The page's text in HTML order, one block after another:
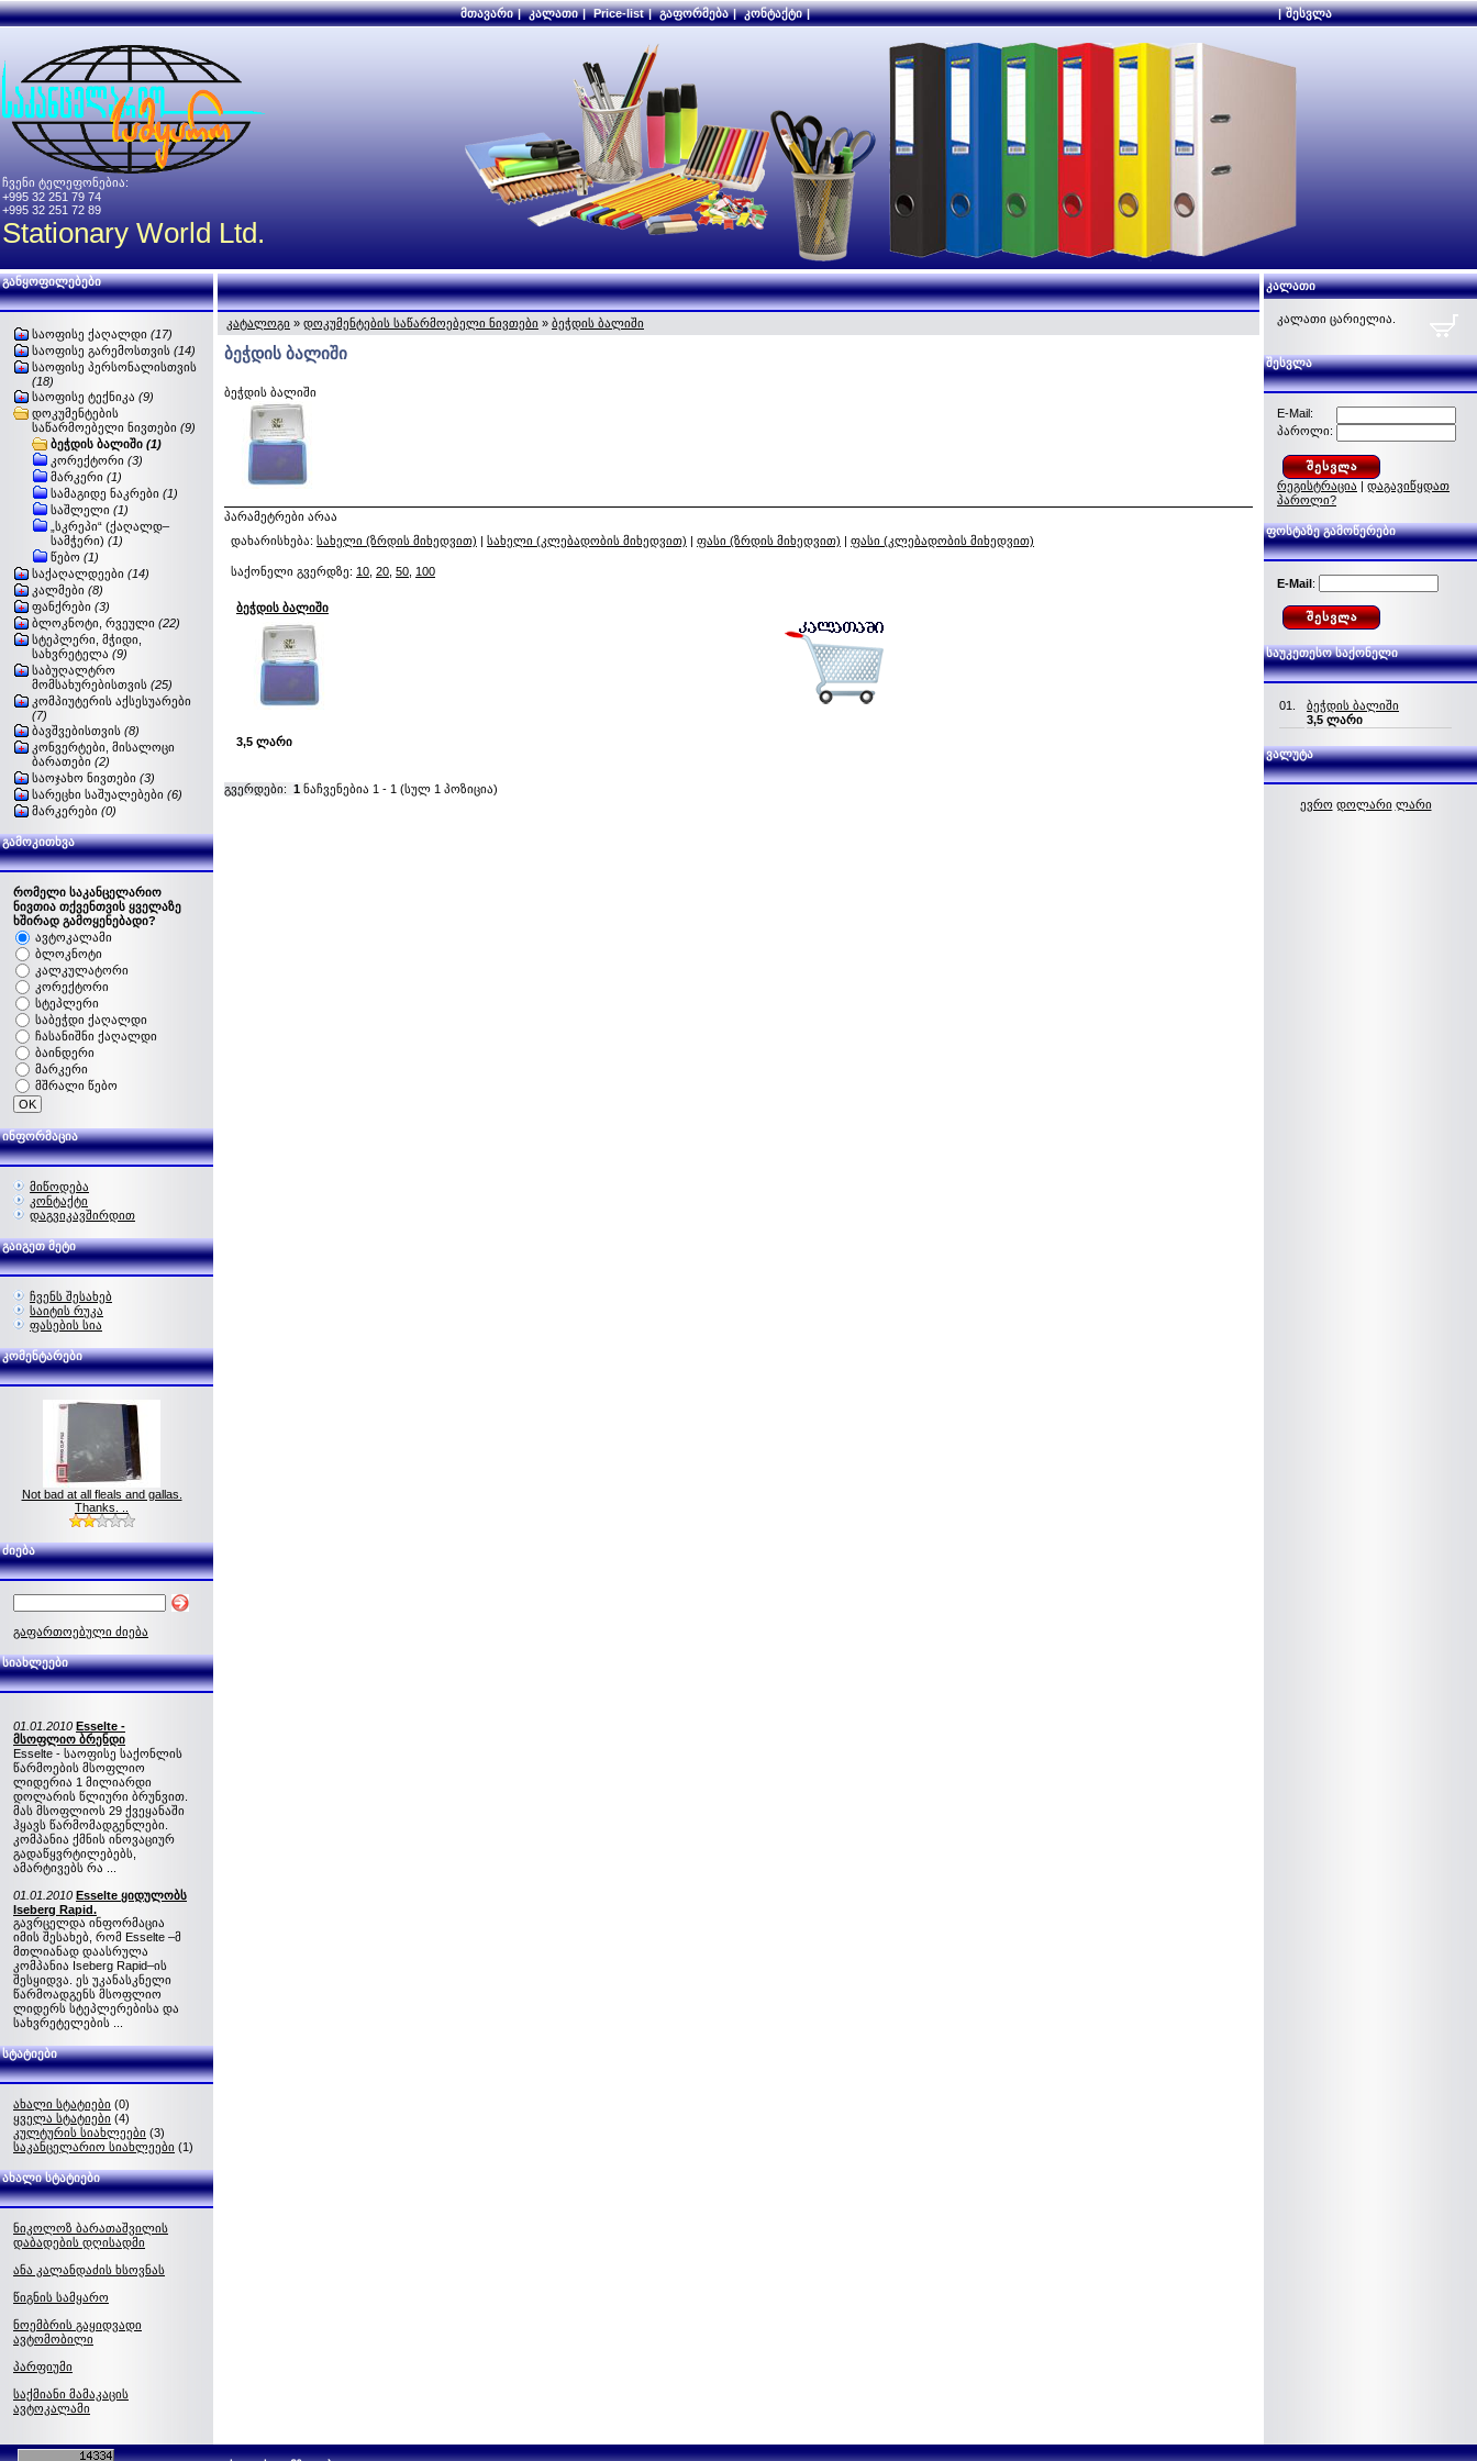
მთავარი | კალათი | Price-list | გაფორმება | კონტაქტი | | შესვლა
ჩვენი ტელეფონებია:
+995 32 251 79 74
+995 32 251 72 89
Stationary World Ltd.
განყოფილებები
საოფისე ქაღალდი (17)
საოფისე გარემოსთვის (14)
საოფისე პერსონალისთვის
(18)
საოფისე ტექნიკა (9)
დოკუმენტების
საწარმოებელი ნივთები (9)
ბეჭდის ბალიში (1)
კორექტორი (3)
მარკერი (1)
სამაგიდე ნაკრები (1)
საშლელი (1)
„სკრეპი“ (ქაღალდ–
სამჭერი) (1)
წებო (1)
საქაღალდეები (14)
კალმები (8)
ფანქრები (3)
ბლოკნოტი, რვეული (22)
სტეპლერი, მჭიდი,
სახვრეტელა (9)
საბუღალტრო
მომსახურებისთვის (25)
კომპიუტერის აქსესუარები
(7)
ბავშვებისთვის (8)
კონვერტები, მისალოცი
ბარათები (2)
საოჯახო ნივთები (3)
სარეცხი საშუალებები (6)
მარკერები (0)
გამოკითხვა
რომელი საკანცელარიო
ნივთია თქვენთვის ყველაზე
ხშირად გამოყენებადი?
ავტოკალამი
ბლოკნოტი
კალკულატორი
კორექტორი
სტეპლერი
საბეჭდი ქაღალდი
ჩასანიშნი ქაღალდი
ბაინდერი
მარკერი
მშრალი წებო
ინფორმაცია
მიწოდება
კონტაქტი
დაგვიკავშირდით
გაიგეთ მეტი
ჩვენს შესახებ
საიტის რუკა
ფასების სია
კომენტარები
Not bad at all fleals and gallas.
Thanks. ..
ძიება
გაფართოებული ძიება
სიახლეები
01.01.2010 Esselte -
მსოფლიო ბრენდი
Esselte - საოფისე საქონლის
წარმოების მსოფლიო
ლიდერია 1 მილიარდი
დოლარის წლიური ბრუნვით.
მას მსოფლიოს 29 ქვეყანაში
ჰყავს წარმომადგენლები.
კომპანია ქმნის ინოვაციურ
გადაწყვრტილებებს,
ამარტივებს რა ...
01.01.2010 Esselte ყიდულობს
Iseberg Rapid.
გავრცელდა ინფორმაცია
იმის შესახებ, რომ Esselte –მ
მთლიანად დაასრულა
კომპანია Iseberg Rapid–ის
შესყიდვა. ეს უკანასკნელი
წარმოადგენს მსოფლიო
ლიდერს სტეპლერებისა და
სახვრეტელების ...
სტატიები
ახალი სტატიები (0)
ყველა სტატიები (4)
კულტურის სიახლეები (3)
საკანცელარიო სიახლეები (1)
ახალი სტატიები
ნიკოლოზ ბარათაშვილის
დაბადების დღისადმი
ანა კალანდაძის ხსოვნას
წიგნის სამყარო
ნოემბრის გაყიდვადი
ავტომობილი
პარფიუმი
საქმიანი მამაკაცის
ავტოკალამი
კატალოგი » დოკუმენტების საწარმოებელი ნივთები » ბეჭდის ბალიში
ბეჭდის ბალიში
ბეჭდის ბალიში
პარამეტრები არაა
დახარისხება: სახელი (ზრდის მიხედვით) | სახელი (კლებადობის მიხედვით) | ფასი (ზრდის მიხედვით) | ფასი (კლებადობის მიხედვით)
საქონელი გვერდზე: 10 20 50 100
ბეჭდის ბალიში
3,5 ლარი
გვერდები: 1 ნაჩვენებია 1 - 1 (სულ 1 პოზიცია)
კალათი
კალათი ცარიელია.
შესვლა
E-Mail:
პაროლი:
რეგისტრაცია | დაგავიწყდათ
პაროლი?
ფოსტაზე გამოწერები
E-Mail:
საუკეთესო საქონელი
01.
ბეჭდის ბალიში
3,5 ლარი
ვალუტა
ევრო დოლარი ლარი